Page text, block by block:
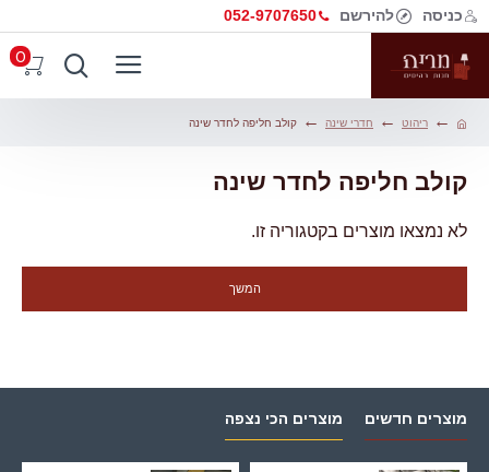
כניסה להירשם 052-9707650
0
ריהוט חדרי שינה קולב חליפה לחדר שינה
קולב חליפה לחדר שינה
לא נמצאו מוצרים בקטגוריה זו.
המשך
מוצרים חדשים מוצרים הכי נצפה